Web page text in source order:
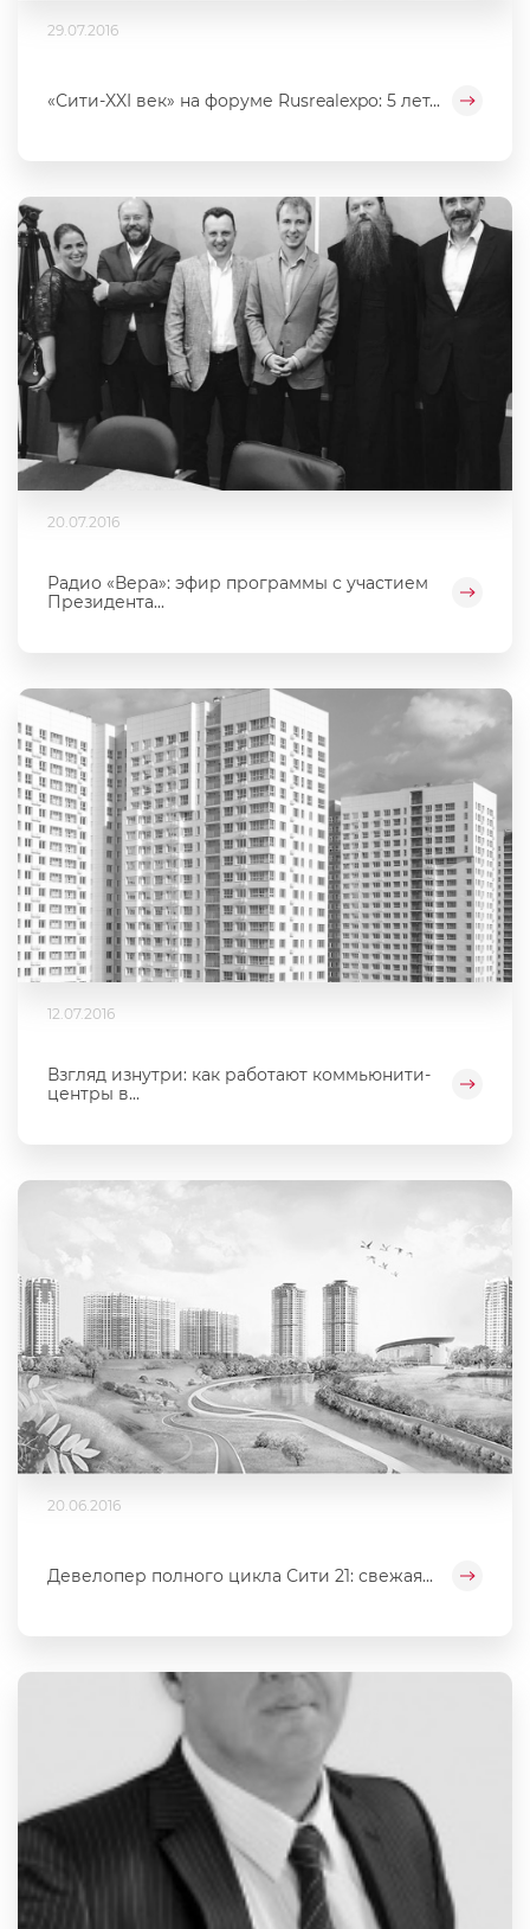
29.07.2016
«Сити-XXI век» на форуме Rusrealexpo: 5 лет...
20.07.2016
Радио «Вера»: эфир программы с участием
Президента...
12.07.2016
Взгляд изнутри: как работают коммьюнити-
центры в...
20.06.2016
Девелопер полного цикла Сити 21: свежая...